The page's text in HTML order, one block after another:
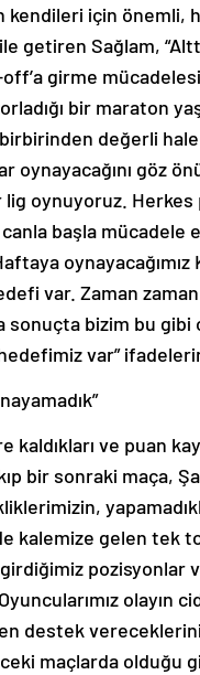
kendileri için önemli,
getiren Sağlam,
girme
bir maraton
değerli
oynayacağını göz
lig oynuyoruz.
canla başla
var. Zaman
sonuçta bizim bu
var”
kaldıkları ve puan
bir sonraki maça,
kalemize gelen tek
pozisyonlar
olayın
destek
maçlarda